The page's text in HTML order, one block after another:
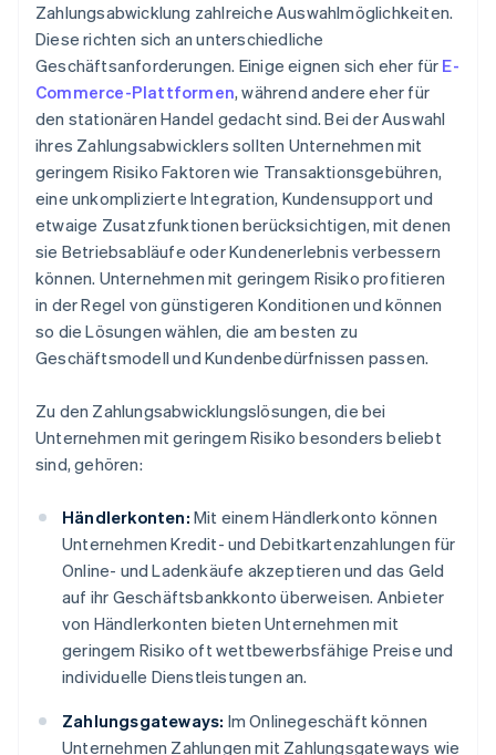
Zahlungsabwicklung zahlreiche Auswahlmöglichkeiten.
Diese richten sich an unterschiedliche
Geschäftsanforderungen. Einige eignen sich eher für E-
Commerce-Plattformen, während andere eher für
den stationären Handel gedacht sind. Bei der Auswahl
ihres Zahlungsabwicklers sollten Unternehmen mit
geringem Risiko Faktoren wie Transaktionsgebühren,
eine unkomplizierte Integration, Kundensupport und
etwaige Zusatzfunktionen berücksichtigen, mit denen
sie Betriebsabläufe oder Kundenerlebnis verbessern
können. Unternehmen mit geringem Risiko profitieren
in der Regel von günstigeren Konditionen und können
so die Lösungen wählen, die am besten zu
Geschäftsmodell und Kundenbedürfnissen passen.
Zu den Zahlungsabwicklungslösungen, die bei
Unternehmen mit geringem Risiko besonders beliebt
sind, gehören:
Händlerkonten: Mit einem Händlerkonto können
Unternehmen Kredit- und Debitkartenzahlungen für
Online- und Ladenkäufe akzeptieren und das Geld
auf ihr Geschäftsbankkonto überweisen. Anbieter
von Händlerkonten bieten Unternehmen mit
geringem Risiko oft wettbewerbsfähige Preise und
individuelle Dienstleistungen an.
Zahlungsgateways: Im Onlinegeschäft können
Unternehmen Zahlungen mit Zahlungsgateways wie